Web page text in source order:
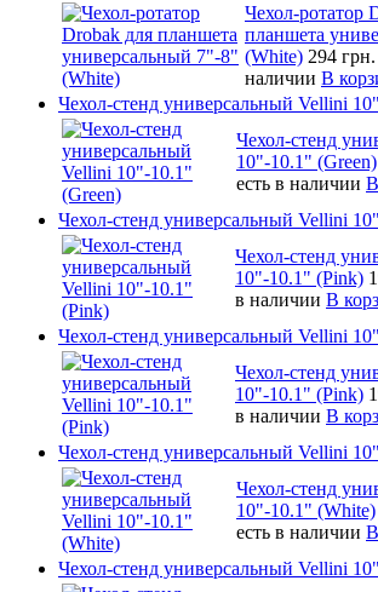
Чехол-ротатор
планшета
(White) 294 грн.
наличии В
Чехол-стенд универсальный Vellini
Чехол-стенд
10"-10.1" (Green)
есть в наличии
Чехол-стенд универсальный Vellini
Чехол-стенд
10"-10.1" (Pink)
в наличии В
Чехол-стенд универсальный Vellini
Чехол-стенд
10"-10.1" (Pink)
в наличии В
Чехол-стенд универсальный Vellini
Чехол-стенд
10"-10.1" (White)
есть в наличии
Чехол-стенд универсальный Vellini